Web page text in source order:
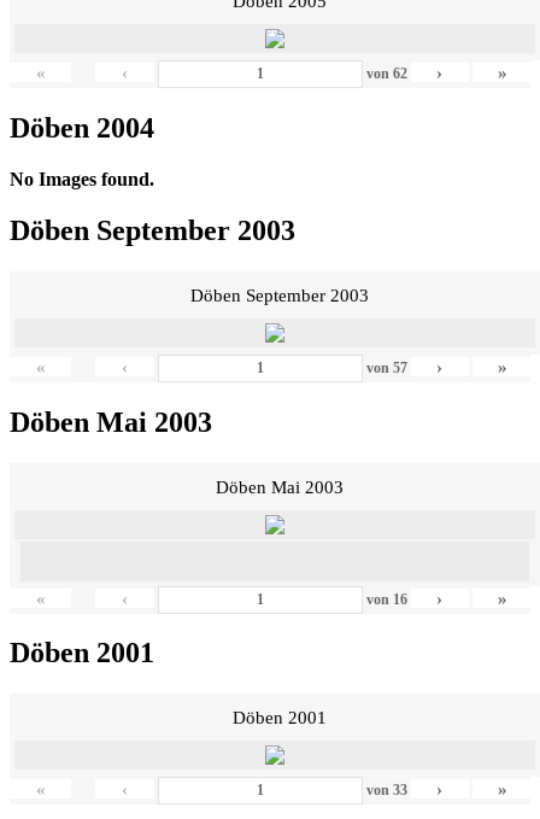
« ‹ von 62 › »
Döben 2004
No Images found.
Döben September 2003
Döben September 2003
« ‹ von 57 › »
Döben Mai 2003
Döben Mai 2003
« ‹ von 16 › »
Döben 2001
Döben 2001
« ‹ von 33 › »